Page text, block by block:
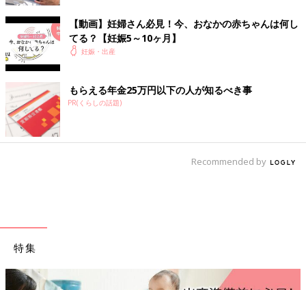
超音波写真に写っているのは断面。つまり「輪切り」にされた状
態で写っています。そのため超音波を当てた位置や角度、赤ちゃ
んの姿勢によって、写り方や見え方が変わります。
基本Point 2：早見のポイントは「色」
超音波は「白、黒、グレー」の3色で写ります。かたいものにぶ
つかると反射し、液体などは通り抜ける性質を利用するため、反
射が強いものは白く、弱いものは黒く写ります。
分は黒く写ります。
【グレー】
【動画】妊婦さん必見！今、おなかの赤ちゃんは何し
てる？【妊娠5～10ヶ月】
妊娠・出産
もらえる年金25万円以下の人が知るべき事
PR(くらしの話題)
Recommended by
特集